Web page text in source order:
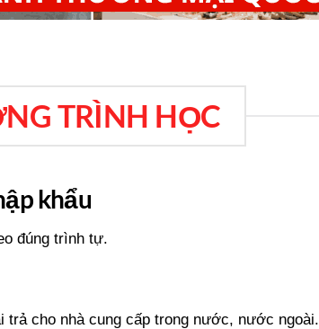
TRÌNH HỌC
khẩu
đúng trình tự.
trả cho nhà cung cấp trong nước, nước ngoài.